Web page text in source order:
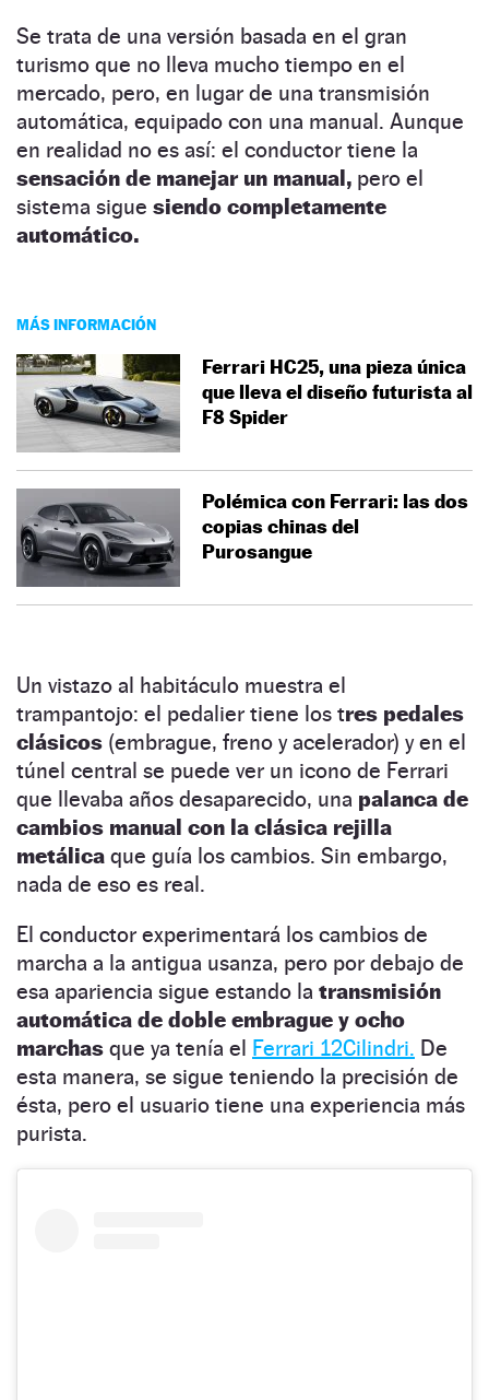
Se trata de una versión basada en el gran
turismo que no lleva mucho tiempo en el
mercado, pero, en lugar de una transmisión
automática, equipado con una manual. Aunque
en realidad no es así: el conductor tiene la
sensación de manejar un manual, pero el
sistema sigue siendo completamente
automático.
MÁS INFORMACIÓN
Ferrari HC25, una pieza única
que lleva el diseño futurista al
F8 Spider
Polémica con Ferrari: las dos
copias chinas del
Purosangue
Un vistazo al habitáculo muestra el
trampantojo: el pedalier tiene los tres pedales
clásicos (embrague, freno y acelerador) y en el
túnel central se puede ver un icono de Ferrari
que llevaba años desaparecido, una palanca de
cambios manual con la clásica rejilla
metálica que guía los cambios. Sin embargo,
nada de eso es real.
El conductor experimentará los cambios de
marcha a la antigua usanza, pero por debajo de
esa apariencia sigue estando la transmisión
automática de doble embrague y ocho
marchas que ya tenía el Ferrari 12Cilindri. De
esta manera, se sigue teniendo la precisión de
ésta, pero el usuario tiene una experiencia más
purista.